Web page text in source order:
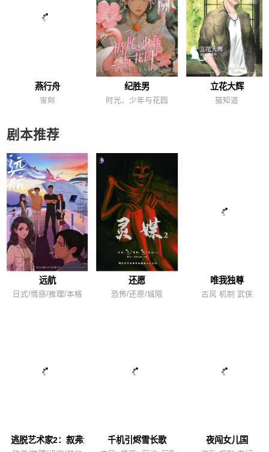
燕行舟
雪烬
纪胜男
时光、少年与花园
立花大辉
猫知道
剧本推荐
远航
日式/情感/推理/本格
还愿
恐怖/还原/城限
唯我独尊
古风 机制 武侠
逃脱艺术家2：叙弗涅密契千机引烬雪长歌 夜闯女儿国